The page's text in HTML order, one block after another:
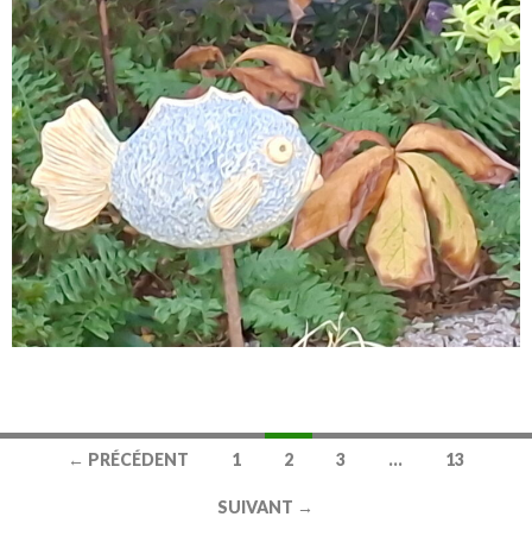
Navigation
← PRÉCÉDENT 1 2 3 … 13
SUIVANT →